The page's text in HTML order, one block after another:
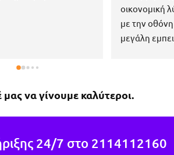
οικονομική
με την
μεγάλη
μετακίνηση
να γίνουμε καλύτεροι.
24/7 στο 2114112160